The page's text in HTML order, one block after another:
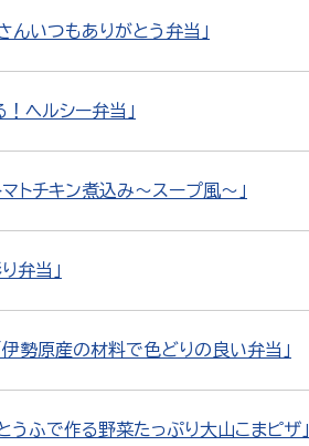
いつもありがとう弁当」
ヘルシー弁当」
トチキン煮込み～スープ風～」
弁当」
勢原産の材料で色どりの良い弁当」
ふで作る野菜たっぷり大山こまピザ」